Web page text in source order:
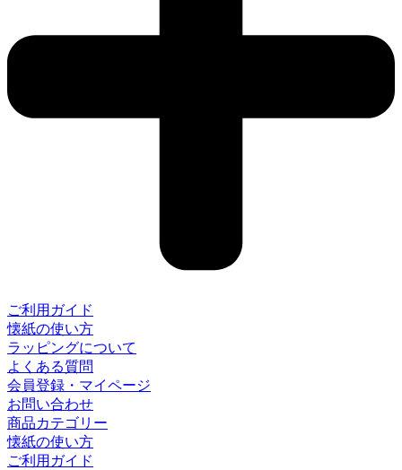
ご利用ガイド
懐紙の使い方
ラッピングについて
よくある質問
会員登録・マイページ
お問い合わせ
商品カテゴリー
懐紙の使い方
ご利用ガイド